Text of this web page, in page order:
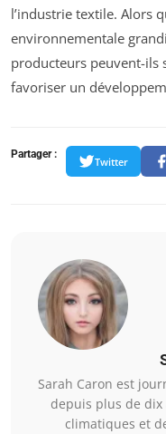
l’industrie textile. Alors
environnementale
producteurs peuvent-ils
favoriser un
Partager :
Twitter
Sarah Caron est
depuis plus de
climatiques et